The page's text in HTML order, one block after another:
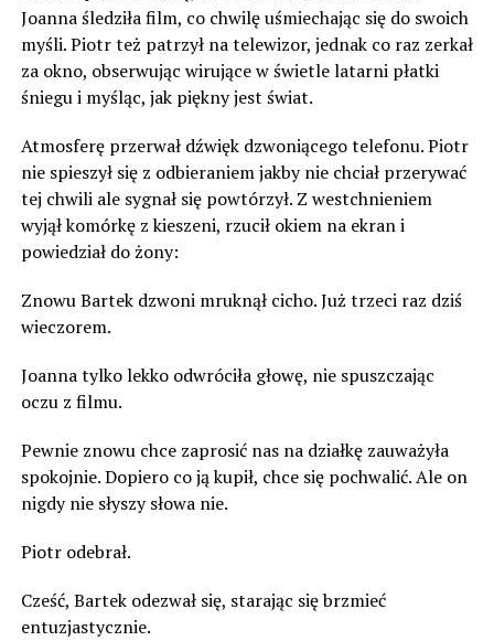
Joanna śledziła film, co chwilę uśmiechając się do swoich
myśli. Piotr też patrzył na telewizor, jednak co raz zerkał
za okno, obserwując wirujące w świetle latarni płatki
śniegu i myśląc, jak piękny jest świat.
Atmosferę przerwał dźwięk dzwoniącego telefonu. Piotr
nie spieszył się z odbieraniem jakby nie chciał przerywać
tej chwili ale sygnał się powtórzył. Z westchnieniem
wyjął komórkę z kieszeni, rzucił okiem na ekran i
powiedział do żony:
Znowu Bartek dzwoni mruknął cicho. Już trzeci raz dziś
wieczorem.
Joanna tylko lekko odwróciła głowę, nie spuszczając
oczu z filmu.
Pewnie znowu chce zaprosić nas na działkę zauważyła
spokojnie. Dopiero co ją kupił, chce się pochwalić. Ale on
nigdy nie słyszy słowa nie.
Piotr odebrał.
Cześć, Bartek odezwał się, starając się brzmieć
entuzjastycznie.